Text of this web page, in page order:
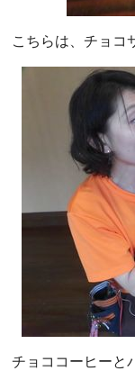
こちらは、チョコ
チョココーヒーと